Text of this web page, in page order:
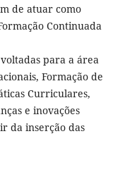
de atuar como
Continuada
para a área
Formação de
Curriculares,
e inovações
da inserção das